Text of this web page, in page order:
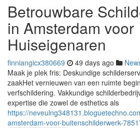
Betrouwbare
in Amsterdam voor
Huiseigenaren
finniangicx380669 49 days ago
Maak je plek fris: Deskundige
zaakHet vernieuwen van een ruimte
verfschildering. Vakkundige
expertise die zowel de esthetics als
https://
amsterdam-voor-buitenschilderwerk-